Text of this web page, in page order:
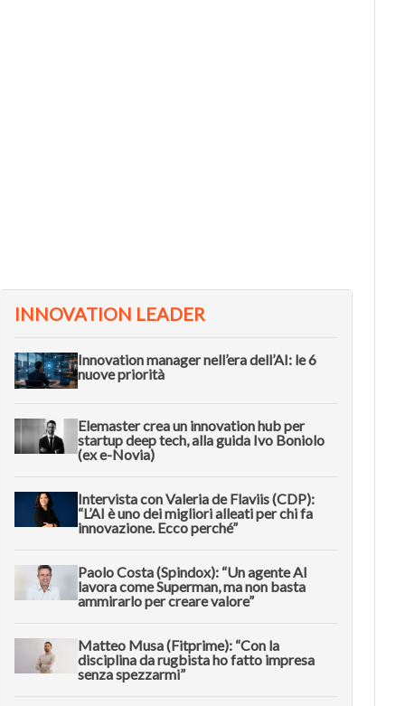
INNOVATION LEADER
Innovation manager nell’era dell’AI: le 6
nuove priorità
Elemaster crea un innovation hub per
startup deep tech, alla guida Ivo Boniolo
(ex e-Novia)
Intervista con Valeria de Flaviis (CDP):
“L’AI è uno dei migliori alleati per chi fa
innovazione. Ecco perché”
Paolo Costa (Spindox): “Un agente AI
lavora come Superman, ma non basta
ammirarlo per creare valore”
Matteo Musa (Fitprime): “Con la
disciplina da rugbista ho fatto impresa
senza spezzarmi”